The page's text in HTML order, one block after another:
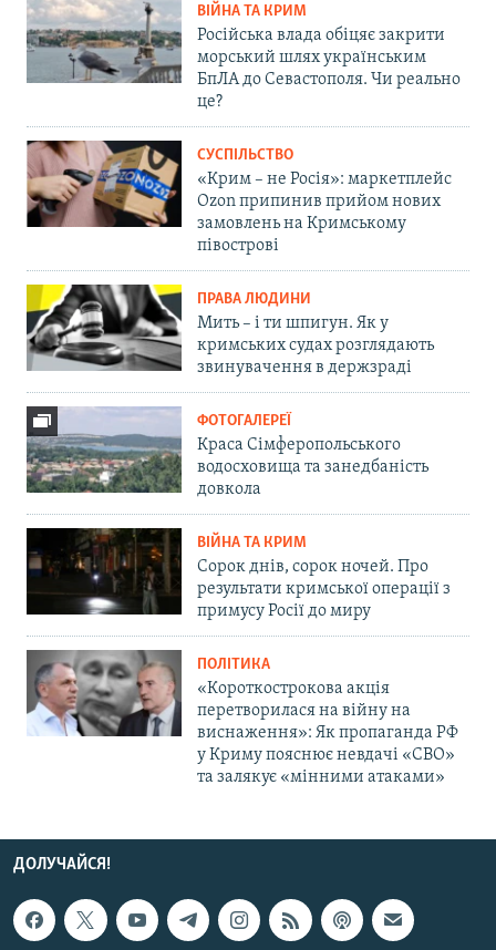
ВІЙНА ТА КРИМ
Російська влада обіцяє закрити
морський шлях українським
БпЛА до Севастополя. Чи реально
це?
СУСПІЛЬСТВО
«Крим – не Росія»: маркетплейс
Ozon припинив прийом нових
замовлень на Кримському
півострові
ПРАВА ЛЮДИНИ
Мить – і ти шпигун. Як у
кримських судах розглядають
звинувачення в держзраді
ФОТОГАЛЕРЕЇ
Краса Сімферопольського
водосховища та занедбаність
довкола
ВІЙНА ТА КРИМ
Сорок днів, сорок ночей. Про
результати кримської операції з
примусу Росії до миру
ПОЛІТИКА
«Короткострокова акція
перетворилася на війну на
виснаження»: Як пропаганда РФ
у Криму пояснює невдачі «СВО»
та залякує «мінними атаками»
ДОЛУЧАЙСЯ!